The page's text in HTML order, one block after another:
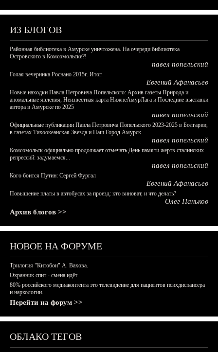
ИЗ БЛОГОВ
Районная библиотека в Амурске уничтожена. На очереди библиотека
Островского в Комсомольске?!
павел попельский
Голая вечеринка Роснано 2015г. Итог.
Евгений Афанасьев
Новые находки Павла Петровича Попельского: Архив газеты Природа и
аномальные явления, Неизвестная карта НижнеАмурЛага и Последние выставки
автора в Амурске по 2025
павел попельский
Официальные публикации Павла Петровича Попельского 2023-2025 в Болгарии,
в газетах Тихоокеанская Звезда и Наш Город Амурск
павел попельский
Комсомольск официально продолжает отмечать День памяти жертв сталинских
репрессий: задумаемся...
павел попельский
Кого боится Путин: Сергей Фургал
Евгений Афанасьев
Повышение платы в автобусах за проезд: кто виноват, и что делать?
Олег Паньков
Архив блогов >>
НОВОЕ НА ФОРУМЕ
Трилогия "Китобои" А. Вахова.
Охранник спит - смена идёт
80% российского медиаконтента это телевидение для пациентов психдиспансера
и наркологии.
Перейти на форум >>
ОБЛАКО ТЕГОВ